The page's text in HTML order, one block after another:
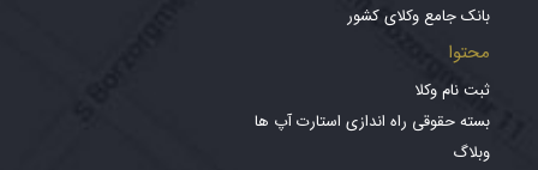
بانک جامع وکلای کشور
محتوا
ثبت نام وکلا
بسته حقوقی راه اندازی استارت آپ ها
وبلاگ